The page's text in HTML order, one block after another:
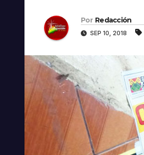
Por Redacción
SEP 10, 2018